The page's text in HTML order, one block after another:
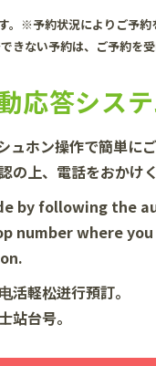
※予約状況によりご予約
ない予約は、ご予約を受
応答シス
ホン操作で簡単にご
上、電話をおかけく
by following the
number where
活軽松迸行預訂。
站台号。